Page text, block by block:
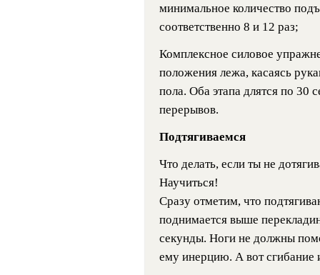
минимальное количество
соответственно 8 и 12 раз;
Комплексное силовое
положения лежа, касаясь
пола. Оба этапа длятся по 30
перерывов.
Подтягиваемся
Что делать, если ты не
Научиться!
Сразу отметим, что
поднимается выше
секунды. Ноги не должны
ему инерцию. А вот сгибание